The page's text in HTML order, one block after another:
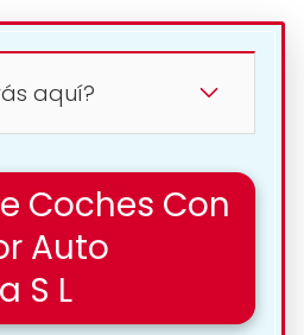
aquí?
Coches Con
Auto
S L